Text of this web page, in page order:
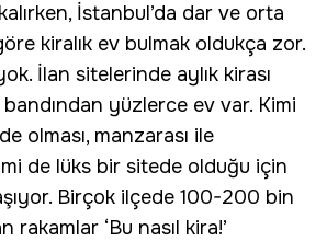
İstanbul’da dar ve orta
kiralık ev bulmak oldukça zor.
İlan sitelerinde aylık kirası
yüzlerce ev var. Kimi
olması, manzarası ile
de lüks bir sitede olduğu için
Birçok ilçede 100-200 bin
rakamlar ‘Bu nasıl kira!’